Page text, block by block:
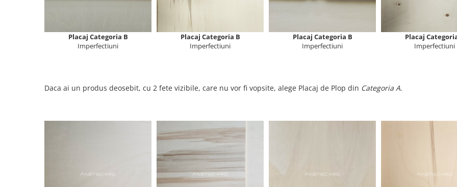
Placi PET Transparent
Placaj Categoria B
Imperfectiuni
Placaj Categoria B
Imperfectiuni
Placaj Categoria B
Imperfectiuni
Placaj
Imperfectiuni
Daca ai un produs deosebit, cu 2 fete vizibile, care nu vor fi vopsite, alege Placaj de Plop din Categoria A.